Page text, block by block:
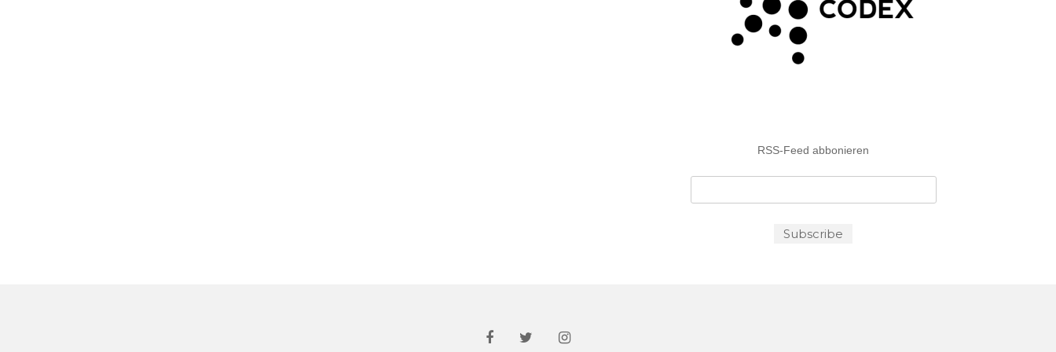
RSS-Feed abbonieren